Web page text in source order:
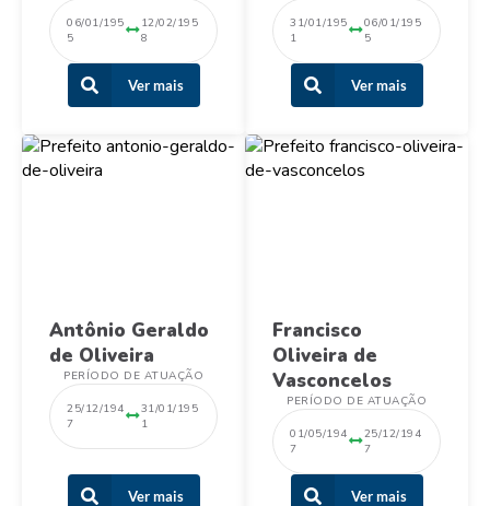
06/01/195
5
12/02/195
8
Ver mais
31/01/195
1
06/01/195
5
Ver mais
Antônio Geraldo
de Oliveira
PERÍODO DE ATUAÇÃO
25/12/194
7
31/01/195
1
Ver mais
Francisco
Oliveira de
Vasconcelos
PERÍODO DE ATUAÇÃO
01/05/194
7
25/12/194
7
Ver mais